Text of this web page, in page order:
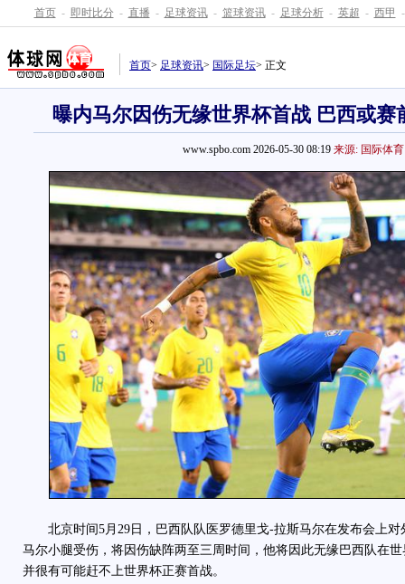
首页 - 即时比分 - 直播 - 足球资讯 - 篮球资讯 - 足球分析 - 英超 - 西甲 -
首页> 足球资讯> 国际足坛> 正文
曝内马尔因伤无缘世界杯首战 巴西或赛
www.spbo.com 2026-05-30 08:19 来源: 国际体育
北京时间5月29日，巴西队队医罗德里戈-拉斯马尔在发布会上对
马尔小腿受伤，将因伤缺阵两至三周时间，他将因此无缘巴西队在
并很有可能赶不上世界杯正赛首战。